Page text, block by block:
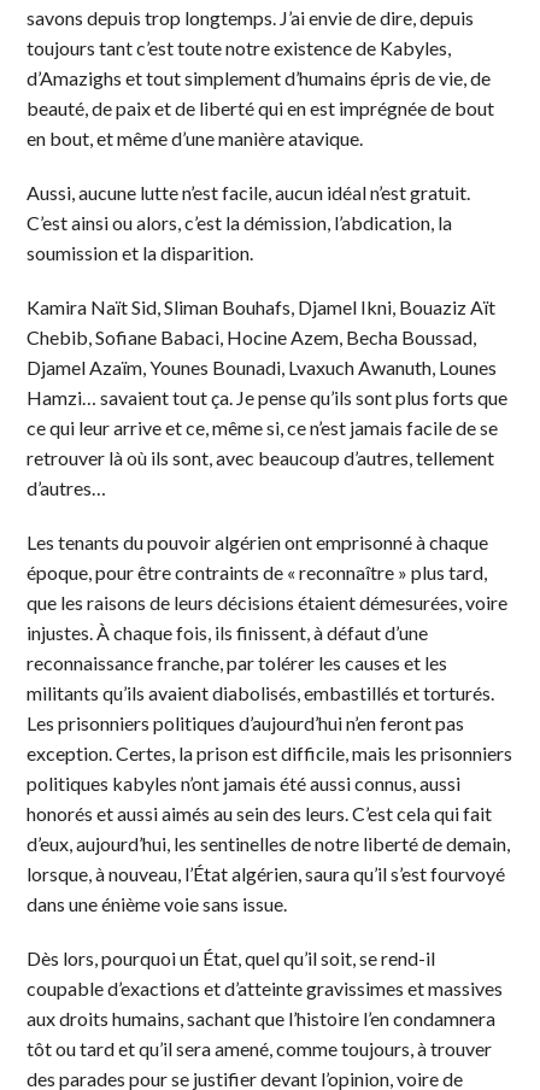
savons depuis trop longtemps. J’ai envie de dire, depuis
toujours tant c’est toute notre existence de Kabyles,
d’Amazighs et tout simplement d’humains épris de vie, de
beauté, de paix et de liberté qui en est imprégnée de bout
en bout, et même d’une manière atavique.
Aussi, aucune lutte n’est facile, aucun idéal n’est gratuit.
C’est ainsi ou alors, c’est la démission, l’abdication, la
soumission et la disparition.
Kamira Naït Sid, Sliman Bouhafs, Djamel Ikni, Bouaziz Aït
Chebib, Sofiane Babaci, Hocine Azem, Becha Boussad,
Djamel Azaïm, Younes Bounadi, Lvaxuch Awanuth, Lounes
Hamzi… savaient tout ça. Je pense qu’ils sont plus forts que
ce qui leur arrive et ce, même si, ce n’est jamais facile de se
retrouver là où ils sont, avec beaucoup d’autres, tellement
d’autres…
Les tenants du pouvoir algérien ont emprisonné à chaque
époque, pour être contraints de « reconnaître » plus tard,
que les raisons de leurs décisions étaient démesurées, voire
injustes. À chaque fois, ils finissent, à défaut d’une
reconnaissance franche, par tolérer les causes et les
militants qu’ils avaient diabolisés, embastillés et torturés.
Les prisonniers politiques d’aujourd’hui n’en feront pas
exception. Certes, la prison est difficile, mais les prisonniers
politiques kabyles n’ont jamais été aussi connus, aussi
honorés et aussi aimés au sein des leurs. C’est cela qui fait
d’eux, aujourd’hui, les sentinelles de notre liberté de demain,
lorsque, à nouveau, l’État algérien, saura qu’il s’est fourvoyé
dans une énième voie sans issue.
Dès lors, pourquoi un État, quel qu’il soit, se rend-il
coupable d’exactions et d’atteinte gravissimes et massives
aux droits humains, sachant que l’histoire l’en condamnera
tôt ou tard et qu’il sera amené, comme toujours, à trouver
des parades pour se justifier devant l’opinion, voire de